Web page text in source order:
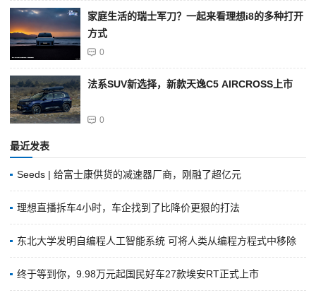
家庭生活的瑞士军刀？一起来看理想i8的多种打开
方式
0
法系SUV新选择，新款天逸C5 AIRCROSS上市
0
最近发表
Seeds | 给富士康供货的减速器厂商，刚融了超亿元
理想直播拆车4小时，车企找到了比降价更狠的打法
东北大学发明自编程人工智能系统 可将人类从编程方程式中移除
终于等到你，9.98万元起国民好车27款埃安RT正式上市